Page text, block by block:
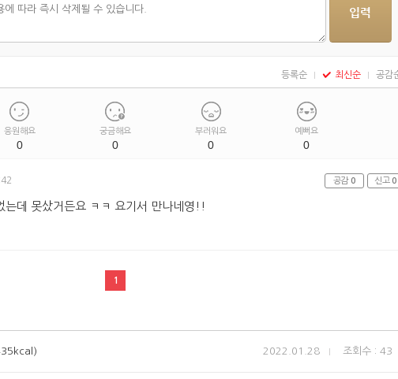
등록순 최신순 공감
응원해요
0
궁금해요
0
부러워요
0
예뻐요
0
는데 못샀거든요 ㅋㅋ 요기서 만나네영!!
공감 0 신고 0
1
2022.01.28 조회수 : 43